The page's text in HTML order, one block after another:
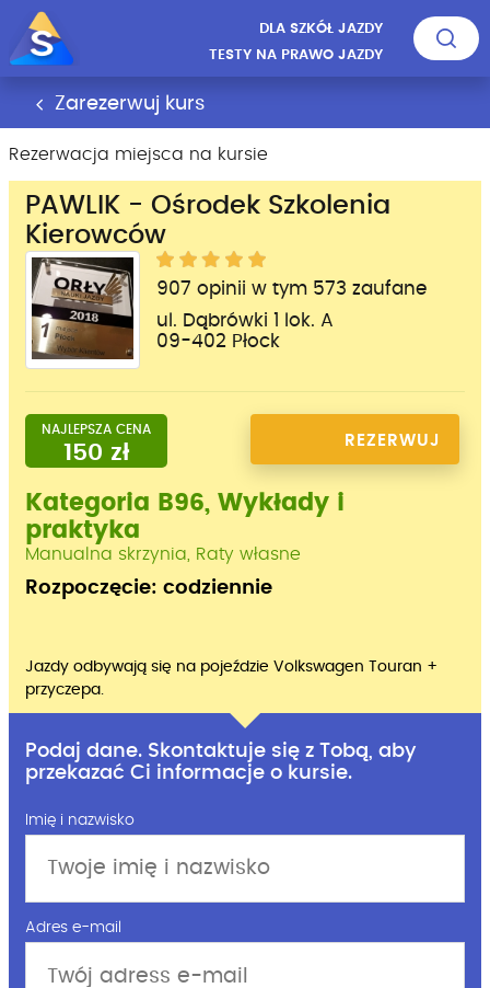
DLA SZKÓŁ JAZDY
TESTY NA PRAWO JAZDY
Zarezerwuj kurs
Rezerwacja miejsca na kursie
PAWLIK - Ośrodek Szkolenia
Kierowców
907 opinii w tym 573 zaufane
ul. Dąbrówki 1 lok. A
09-402 Płock
NAJLEPSZA CENA
150 zł REZERWUJ
Kategoria B96, Wykłady i
praktyka
Manualna skrzynia, Raty własne
Rozpoczęcie: codziennie
Jazdy odbywają się na pojeździe Volkswagen Touran +
przyczepa.
Podaj dane. Skontaktuje się z Tobą, aby
przekazać Ci informacje o kursie.
Imię i nazwisko
Adres e-mail